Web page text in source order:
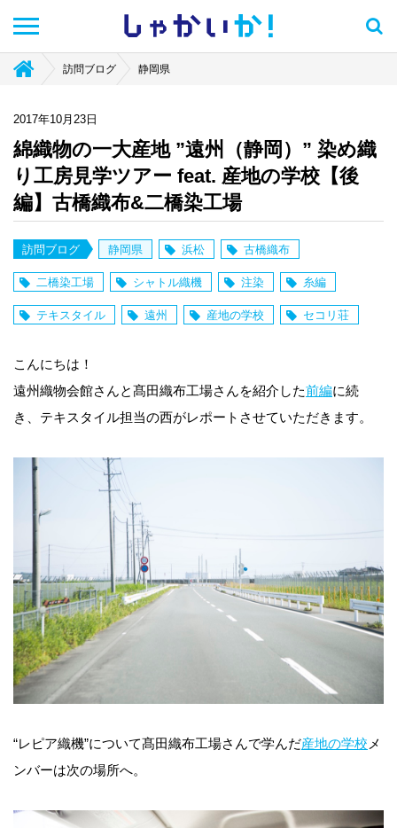
しゃかい か！
訪問ブログ 静岡県
2017年10月23日
綿織物の一大産地 ”遠州（静岡）” 染め織
り工房見学ツアー feat. 産地の学校【後
編】古橋織布&二橋染工場
訪問ブログ 静岡県 浜松 古橋織布
二橋染工場 シャトル織機 注染 糸編
テキスタイル 遠州 産地の学校 セコリ荘
こんにちは！
遠州織物会館さんと髙田織布工場さんを紹介した前編に続
き、テキスタイル担当の西がレポートさせていただきます。
“レピア織機”について髙田織布工場さんで学んだ産地の学校 メ
ンバーは次の場所へ。